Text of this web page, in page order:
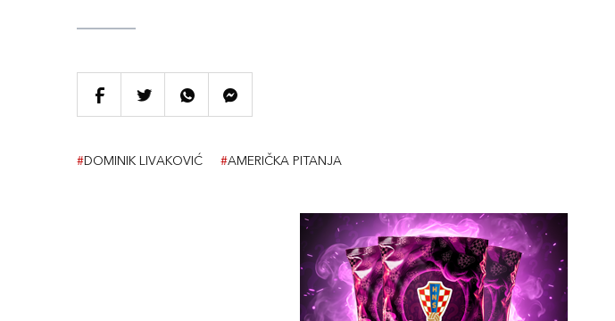
#DOMINIK LIVAKOVIĆ #AMERIČKA PITANJA